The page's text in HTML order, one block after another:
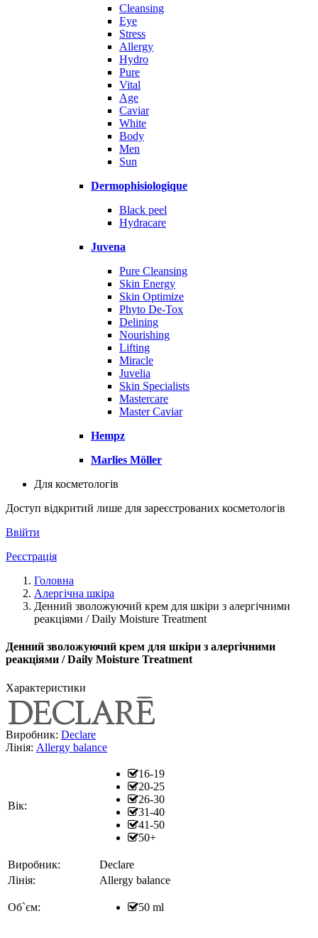
Cleansing
Eye
Stress
Allergy
Hydro
Pure
Vital
Age
Caviar
White
Body
Men
Sun
Dermophisiologique
Black peel
Hydracare
Juvena
Pure Cleansing
Skin Energy
Skin Optimize
Phyto De-Tox
Delining
Nourishing
Lifting
Miracle
Juvelia
Skin Specialists
Mastercare
Master Caviar
Hempz
Marlies Möller
Для косметологів
Доступ відкритий лише для зареєстрованих косметологів
Ввійти
Реєстрація
Головна
Алергічна шкіра
Денний зволожуючий крем для шкіри з алергічними
реакціями / Daily Moisture Treatment
Денний зволожуючий крем для шкіри з алергічними
реакціями / Daily Moisture Treatment
Характеристики
Виробник: Declare
Лінія: Allergy balance
Вік:
16-19
20-25
26-30
31-40
41-50
50+
Виробник:
Declare
Лінія:
Allergy balance
Об`єм: 50 ml